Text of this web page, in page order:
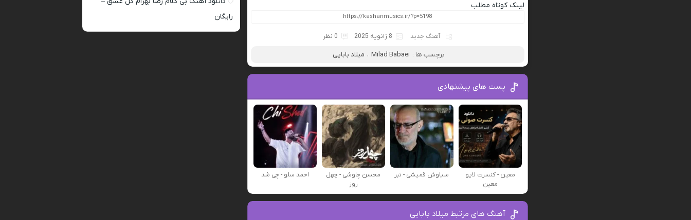
لینک کوتاه مطلب
آهنگ جدید 8 ژانویه 2025 0 نظر
برچسب ها : Milad Babaei ، میلاد بابایی
پست های پیشنهادی
معین - کنسرت لایو
معین
سیاوش قمیشی - تبر
محسن چاوشی - چهل
روز
احمد سلو - چی شد
آهنگ های مرتبط میلاد بابایی
رایگان